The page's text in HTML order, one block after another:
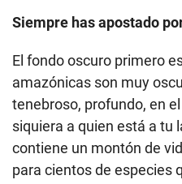
Siempre has apostado
El fondo oscuro primero
amazónicas son muy
tenebroso, profundo, en
siquiera a quien está a tu
contiene un montón de
para cientos de especies